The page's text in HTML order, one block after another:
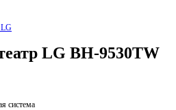
LG
LG BH-9530TW
система